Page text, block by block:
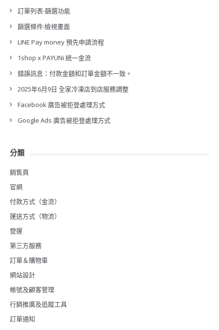
訂單列表-篩選功能
篩選條件:檢視畫面
LINE Pay money 預先申請流程
1shop x PAYUNi 統一金流
錯誤訊息：付款金額和訂單金額不一致。
2025年6月9日 全家冷凍店到店服務調整
Facebook 廣告被拒登處理方式
Google Ads 廣告被拒登處理方式
分類
銷售頁
官網
付款方式（金流）
運送方式（物流）
營運
第三方服務
訂單＆購物車
網站設計
帳號及顧客管理
行銷推廣及追蹤工具
訂單通知